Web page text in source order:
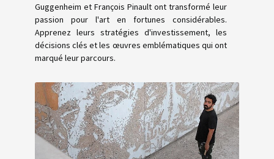
Guggenheim et François Pinault ont transformé leur
passion pour l'art en fortunes considérables.
Apprenez leurs stratégies d'investissement, les
décisions clés et les œuvres emblématiques qui ont
marqué leur parcours.